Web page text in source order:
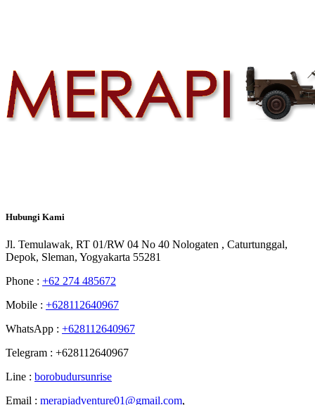
Hubungi Kami
Jl. Temulawak, RT 01/RW 04 No 40 Nologaten , Caturtunggal,
Depok, Sleman, Yogyakarta 55281
Phone : +62 274 485672
Mobile : +628112640967
WhatsApp : +628112640967
Telegram : +628112640967
Line : borobudursunrise
Email : merapiadventure01@gmail.com,